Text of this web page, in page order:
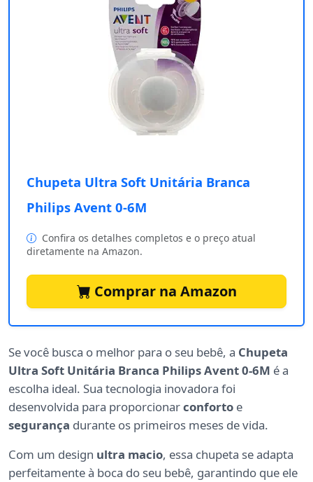
Chupeta Ultra Soft Unitária Branca
Philips Avent 0-6M
Confira os detalhes completos e o preço atual
diretamente na Amazon.
Comprar na Amazon
Se você busca o melhor para o seu bebê, a Chupeta
Ultra Soft Unitária Branca Philips Avent 0-6M é a
escolha ideal. Sua tecnologia inovadora foi
desenvolvida para proporcionarconforto e
segurança durante os primeiros meses de vida.
Com um design ultra macio, essa chupeta se adapta
perfeitamente à boca do seu bebê, garantindo que ele